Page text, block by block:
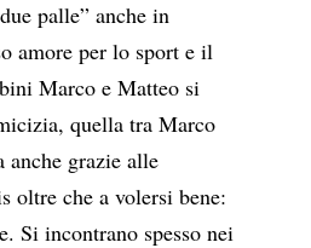
palle” anche in
amore per lo sport e il
Marco e Matteo si
quella tra Marco
grazie alle
oltre che a volersi bene:
Si incontrano spesso nei